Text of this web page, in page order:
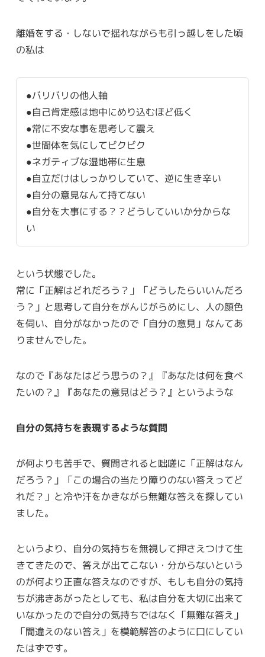
離婚をする・しないで揺れながらも引っ越しをした頃
の私は
●バリバリの他人軸
●自己肯定感は地中にめり込むほど低く
●常に不安な事を思考して震え
●世間体を気にしてビクビク
●ネガティブな湿地帯に生息
●自立だけはしっかりしていて、逆に生き辛い
●自分の意見なんて持てない
●自分を大事にする？？どうしていいか分からな
い
という状態でした。
常に「正解はどれだろう？」「どうしたらいいんだろ
う？」と思考して自分をがんじがらめにし、人の顔色
を伺い、自分がなかったので「自分の意見」なんてあ
りませんでした。
なので『あなたはどう思うの？』『あなたは何を食べ
たいの？』『あなたの意見はどう？』というような
自分の気持ちを表現するような質問
が何よりも苦手で、質問されると咄嗟に「正解はなん
だろう？」「この場合の当たり障りのない答えってど
れだ？」と冷や汗をかきながら無難な答えを探してい
ました。
というより、自分の気持ちを無視して押さえつけて生
きてきたので、答えが出てこない・分からないという
のが何より正直な答えなのですが、もしも自分の気持
ちが沸きあがったとしても、私は自分を大切に出来て
いなかったので自分の気持ちではなく「無難な答え」
「間違えのない答え」を模範解答のように口にしてい
たはずです。